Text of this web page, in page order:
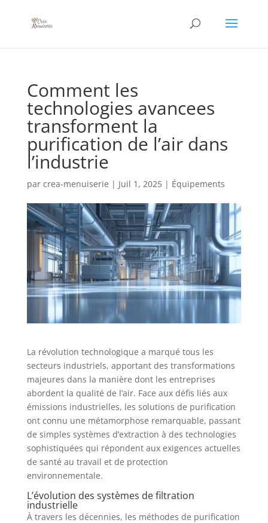
Comment les
technologies avancees
transforment la
purification de l’air dans
l’industrie
par crea-menuiserie | Juil 1, 2025| Équipements
La révolution technologique a marqué tous les
secteurs industriels, apportant des transformations
majeures dans la manière dont les entreprises
abordent la qualité de l’air. Face aux défis liés aux
émissions industrielles, les solutions de purification
ont connu une métamorphose remarquable, passant
de simples systèmes d’extraction à des technologies
sophistiquées qui répondent aux exigences actuelles
de santé au travail et de protection
environnementale.
L’évolution des systèmes de filtration
industrielle
À travers les décennies, les méthodes de purification